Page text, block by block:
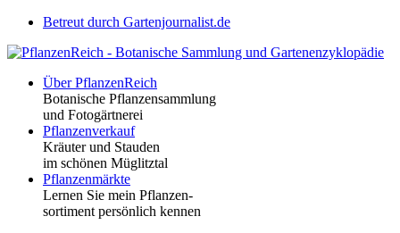
Betreut durch Gartenjournalist.de
Über PflanzenReich
Botanische Pflanzensammlung
und Fotogärtnerei
Pflanzenverkauf
Kräuter und Stauden
im schönen Müglitztal
Pflanzenmärkte
Lernen Sie mein Pflanzen-
sortiment persönlich kennen